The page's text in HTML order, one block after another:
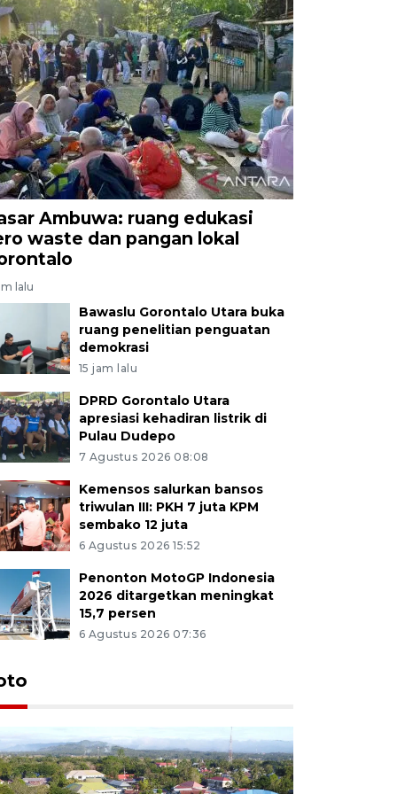
Ambuwa: ruang edukasi
waste dan pangan lokal
lalu
Bawaslu Gorontalo Utara buka
ruang penelitian penguatan
demokrasi
15 jam lalu
DPRD Gorontalo Utara
apresiasi kehadiran listrik di
Pulau Dudepo
7 Agustus 2026 08:08
Kemensos salurkan bansos
triwulan III: PKH 7 juta KPM
sembako 12 juta
6 Agustus 2026 15:52
Penonton MotoGP Indonesia
2026 ditargetkan meningkat
15,7 persen
6 Agustus 2026 07:36